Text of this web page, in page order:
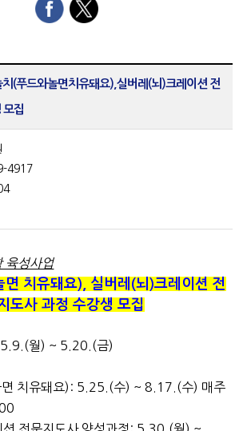
치(푸드와놀면치유돼요),실버레(뇌)크레이션 전
모집
4917
육성사업
면 치유돼요), 실버레(뇌)크레이션 전
도사 과정 수강생 모집
월) ~ 5.20.(금)
면 치유돼요): 5.25.(수) ~ 8.17.(수) 매주